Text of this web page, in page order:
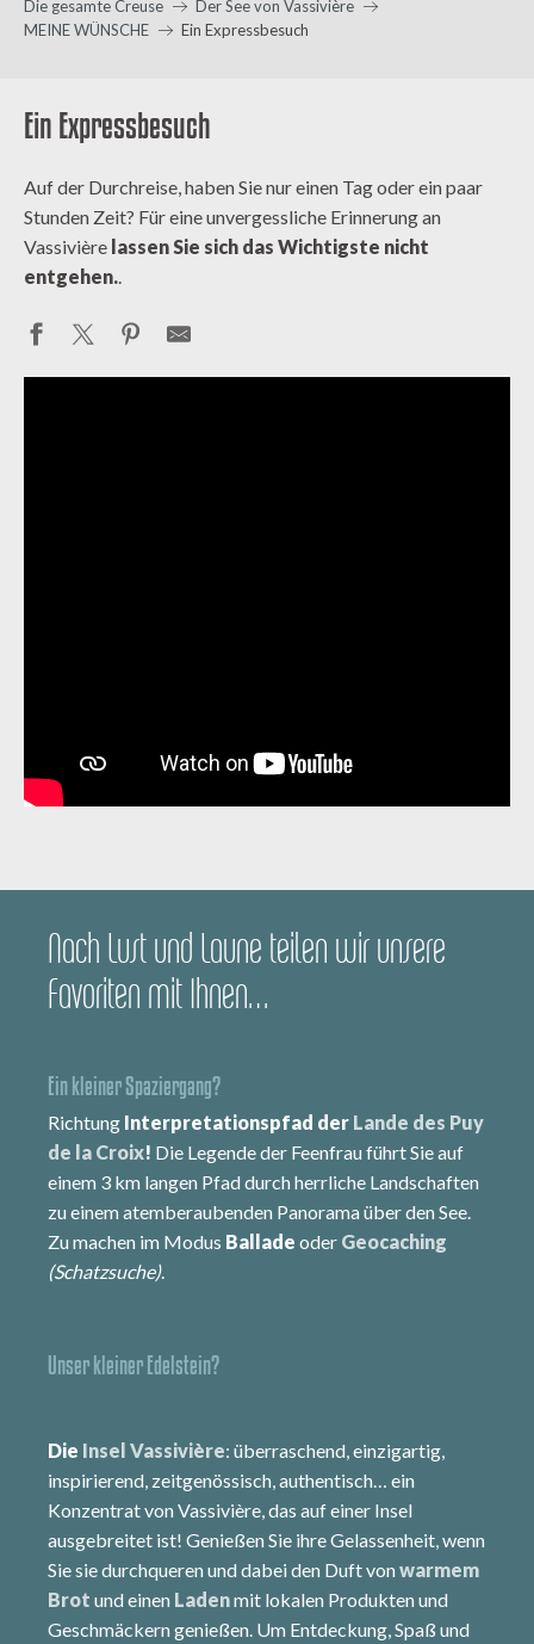
Die gesamte Creuse
Der See von Vassivière
MEINE WÜNSCHE
Ein Expressbesuch
Ein Expressbesuch
Auf der Durchreise, haben Sie nur einen Tag oder ein paar
Stunden Zeit? Für eine unvergessliche Erinnerung an
Vassivière lassen Sie sich das Wichtigste nicht
entgehen..
Nach Lust und Laune teilen wir unsere
Favoriten mit Ihnen…
Ein kleiner Spaziergang?
Richtung Interpretationspfad der Lande des Puy
de la Croix! Die Legende der Feenfrau führt Sie auf
einem 3 km langen Pfad durch herrliche Landschaften
zu einem atemberaubenden Panorama über den See.
Zu machen im Modus Ballade oder Geocaching
(Schatzsuche).
Unser kleiner Edelstein?
Die Insel Vassivière: überraschend, einzigartig,
inspirierend, zeitgenössisch, authentisch… ein
Konzentrat von Vassivière, das auf einer Insel
ausgebreitet ist! Genießen Sie ihre Gelassenheit, wenn
Sie sie durchqueren und dabei den Duft vonwarmem
Brot und einen Ladenmit lokalen Produkten und
Geschmäckern genießen. Um Entdeckung, Spaß und